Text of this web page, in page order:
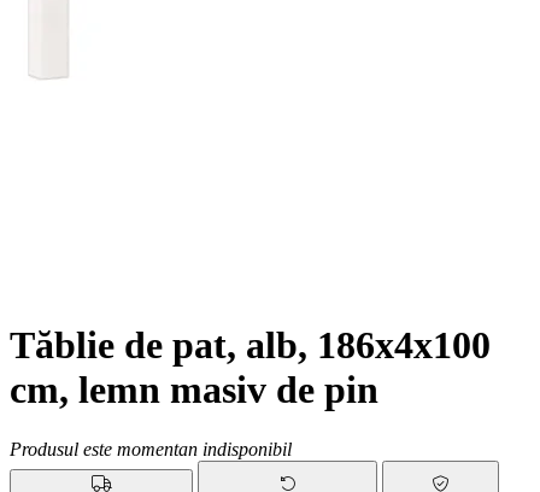
Tăblie de pat, alb, 186x4x100
cm, lemn masiv de pin
Produsul este momentan indisponibil